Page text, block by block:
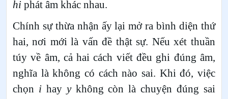
hi phát âm khác nhau.
Chính sự thừa nhận ấy lại mở ra bình diện thứ
hai, nơi mới là vấn đề thật sự. Nếu xét thuần
túy về âm, cả hai cách viết đều ghi đúng âm,
nghĩa là không có cách nào sai. Khi đó, việc
chọn ihay ykhông còn là chuyện đúng sai